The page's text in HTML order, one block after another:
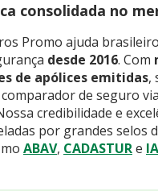
consolidada no
Promo ajuda
desde 2016. Com
de apólices emitidas,
de seguro
credibilidade e
por grandes selos
ABAV, CADASTURe